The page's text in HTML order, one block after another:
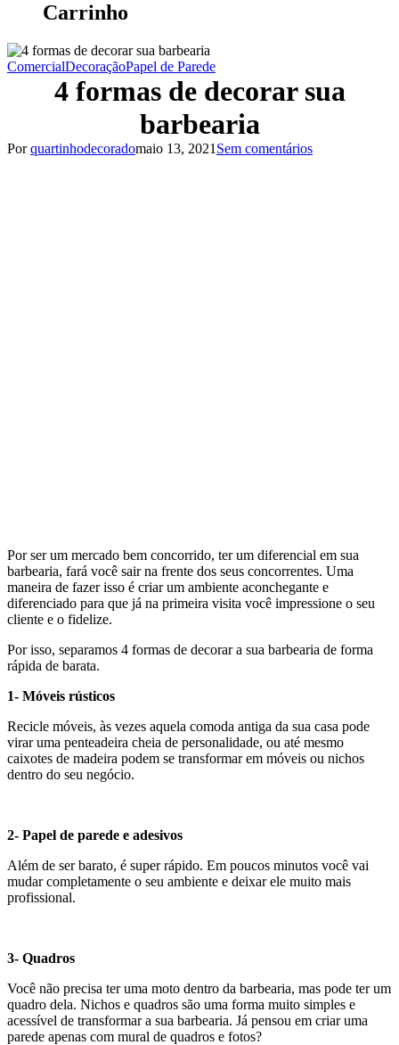
Carrinho
ComercialDecoraçãoPapel de Parede
4 formas de decorar sua
barbearia
Por quartinhodecoradomaio 13, 2021 Sem comentários
Por ser um mercado bem concorrido, ter um diferencial em sua
barbearia, fará você sair na frente dos seus concorrentes. Uma
maneira de fazer isso é criar um ambiente aconchegante e
diferenciado para que já na primeira visita você impressione o seu
cliente e o fidelize.
Por isso, separamos 4 formas de decorar a sua barbearia de forma
rápida de barata.
1- Móveis rústicos
Recicle móveis, às vezes aquela comoda antiga da sua casa pode
virar uma penteadeira cheia de personalidade, ou até mesmo
caixotes de madeira podem se transformar em móveis ou nichos
dentro do seu negócio.
2- Papel de parede e adesivos
Além de ser barato, é super rápido. Em poucos minutos você vai
mudar completamente o seu ambiente e deixar ele muito mais
profissional.
3- Quadros
Você não precisa ter uma moto dentro da barbearia, mas pode ter um
quadro dela. Nichos e quadros são uma forma muito simples e
acessível de transformar a sua barbearia. Já pensou em criar uma
parede apenas com mural de quadros e fotos?